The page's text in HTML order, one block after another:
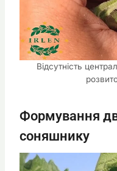
Відсутність
Формування
соняшнику